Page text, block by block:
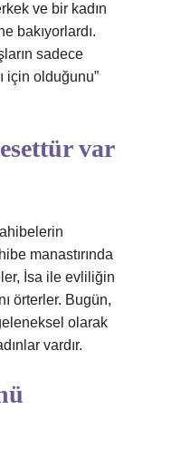
ve bir kadın
bakıyorlardı.
sadece
için olduğunu”
var
manastırında
İsa ile evliliğin
örterler. Bugün,
olarak
vardır.